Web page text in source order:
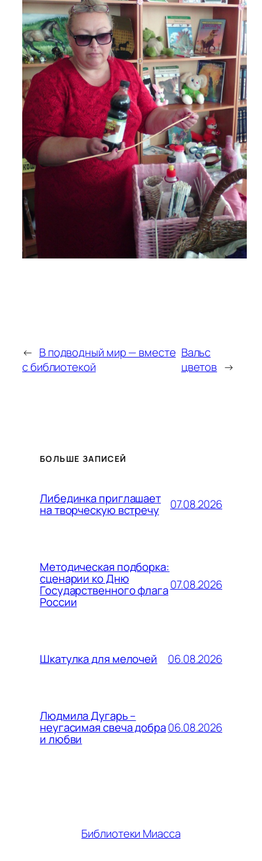
← В подводный мир — вместе
с библиотекой
Вальс
цветов →
БОЛЬШЕ ЗАПИСЕЙ
Либединка приглашает
на творческую встречу 07.08.2026
Методическая подборка:
сценарии ко Дню
Государственного флага
России
07.08.2026
Шкатулка для мелочей 06.08.2026
Людмила Дугарь –
неугасимая свеча добра
и любви
06.08.2026
Библиотеки Миасса